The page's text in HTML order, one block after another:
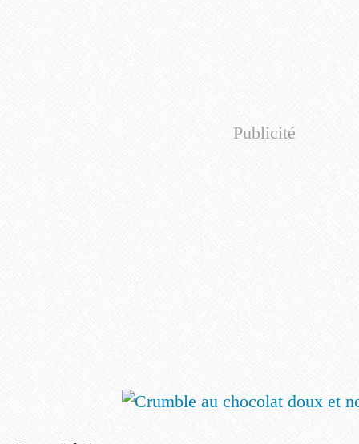
Publicité